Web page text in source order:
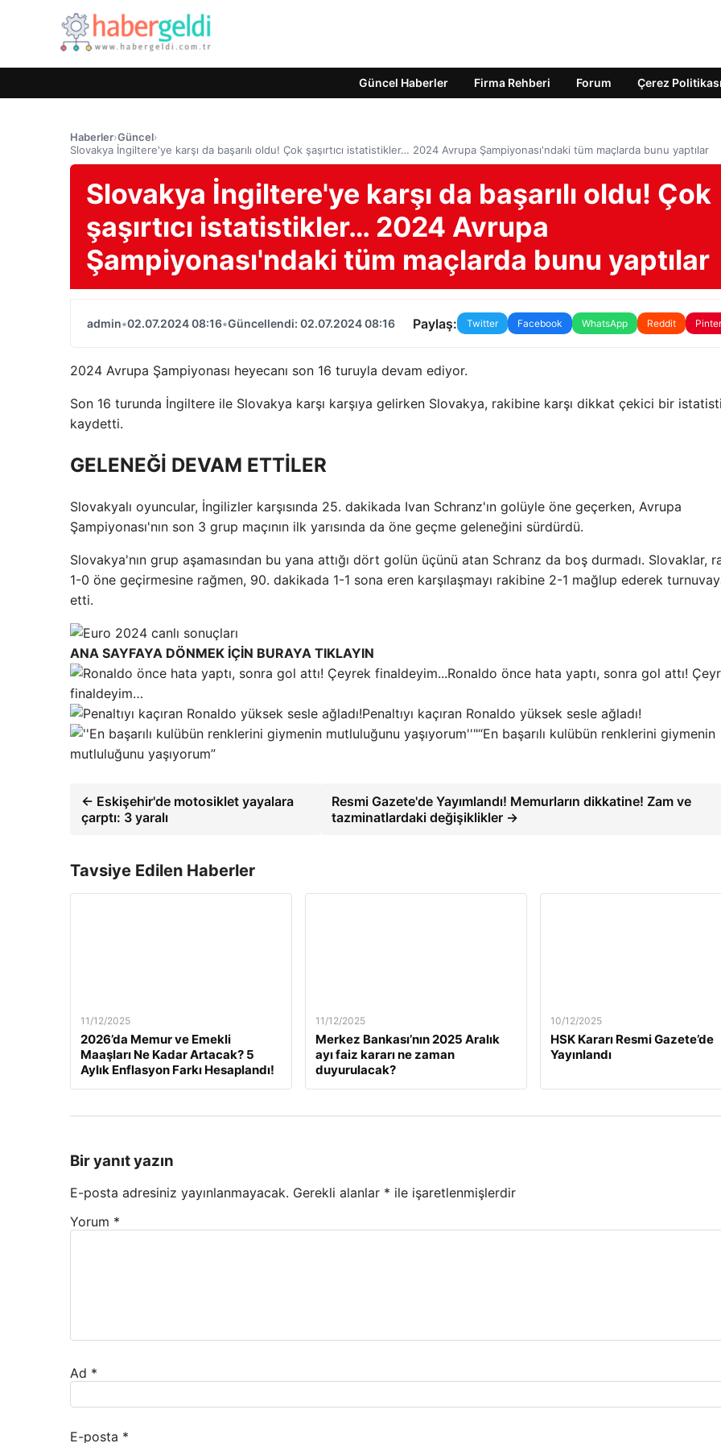
Güncel Haberler Firma Rehberi Forum Çerez Politikası
Haberler›Güncel›
Slovakya İngiltere'ye karşı da başarılı oldu! Çok şaşırtıcı istatistikler… 2024 Avrupa Şampiyonası'ndaki tüm maçlarda bunu yaptılar
Slovakya İngiltere'ye karşı da başarılı oldu! Çok
şaşırtıcı istatistikler… 2024 Avrupa
Şampiyonası'ndaki tüm maçlarda bunu yaptılar
admin•02.07.2024 08:16•Güncellendi: 02.07.2024 08:16 Paylaş: Twitter Facebook WhatsApp Reddit
2024 Avrupa Şampiyonası heyecanı son 16 turuyla devam ediyor.
Son 16 turunda İngiltere ile Slovakya karşı karşıya gelirken Slovakya, rakibine karşı dikkat çekici bir
kaydetti.
GELENEĞİ DEVAM ETTİLER
Slovakyalı oyuncular, İngilizler karşısında 25. dakikada Ivan Schranz'ın golüyle öne geçerken, Avrupa
Şampiyonası'nın son 3 grup maçının ilk yarısında da öne geçme geleneğini sürdürdü.
Slovakya'nın grup aşamasından bu yana attığı dört golün üçünü atan Schranz da boş durmadı. Slovaklar,
1-0 öne geçirmesine rağmen, 90. dakikada 1-1 sona eren karşılaşmayı rakibine 2-1 mağlup ederek
etti.
ANA SAYFAYA DÖNMEK İÇİN BURAYA TIKLAYIN
Ronaldo önce hata yaptı, sonra gol attı!
finaldeyim…
Penaltıyı kaçıran Ronaldo yüksek sesle ağladı!
“En başarılı kulübün renklerini giymenin
mutluluğunu yaşıyorum”
← Eskişehir'de motosiklet yayalara
çarptı: 3 yaralı
Resmi Gazete'de Yayımlandı! Memurların dikkatine! Zam ve
tazminatlardaki değişiklikler →
Tavsiye Edilen Haberler
11/12/2025
2026’da Memur ve Emekli
Maaşları Ne Kadar Artacak? 5
Aylık Enflasyon Farkı Hesaplandı!
11/12/2025
Merkez Bankası’nın 2025 Aralık
ayı faiz kararı ne zaman
duyurulacak?
10/12/2025
HSK Kararı Resmi Gazete’de
Yayınlandı
Bir yanıt yazın
E-posta adresiniz yayınlanmayacak. Gerekli alanlar * ile işaretlenmişlerdir
Yorum *
Ad *
E-posta *